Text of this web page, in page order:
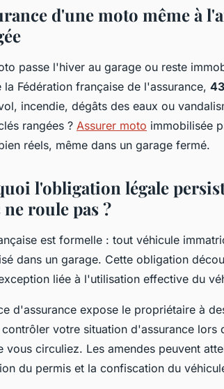
d'une moto même à
passe l'hiver au garage ou reste
la Fédération française de l'assurance,
incendie, dégâts des eaux ou
rangées ? Assurer moto immobilisée
réels, même dans un garage fermé.
l'obligation légale
roule pas ?
est formelle : tout véhicule
dans un garage. Cette obligation
liée à l'utilisation effective du
d'assurance expose le propriétaire à
contrôler votre situation d'assurance
vous circuliez. Les amendes peuvent
du permis et la confiscation du